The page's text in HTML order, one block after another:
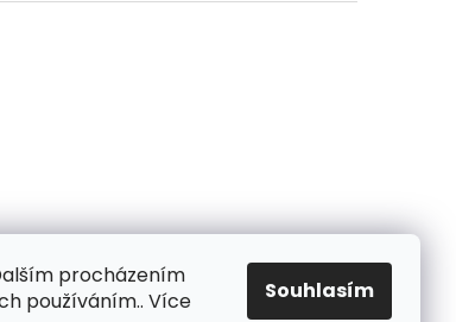
procházením
používáním.. Více
Souhlasím